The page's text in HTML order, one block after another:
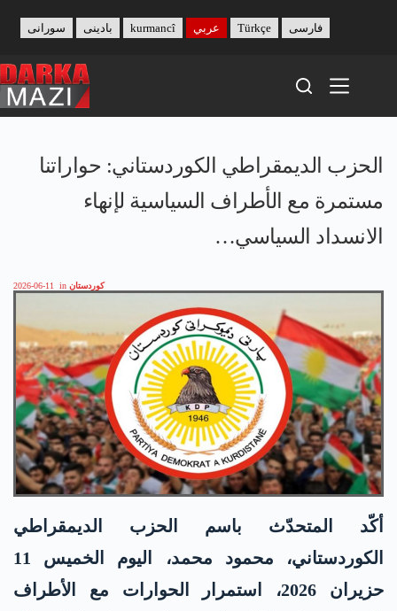
content
بادینی سورانی kurmancî عربي Türkçe فارسی
الحزب الديمقراطي الكوردستاني: حواراتنا
مستمرة مع الأطراف السياسية لإنهاء
الانسداد السياسي…
2026-06-11 in كوردستان
أكّد المتحدّث باسم الحزب الديمقراطي
الكوردستاني، محمود محمد، اليوم الخميس 11
حزيران 2026، استمرار الحوارات مع الأطراف